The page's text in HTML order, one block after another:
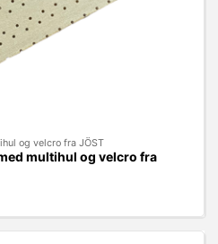
og velcro fra JÖST
multihul og velcro fra